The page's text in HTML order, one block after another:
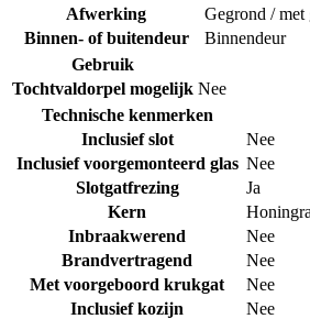
Afwerking
Gegrond /
Binnen- of buitendeur
Binnendeur
Gebruik
Tochtvaldorpel mogelijk Nee
Technische kenmerken
Inclusief slot
Nee
Inclusief voorgemonteerd glas Nee
Slotgatfrezing
Ja
Kern
Inbraakwerend
Nee
Brandvertragend
Nee
Met voorgeboord krukgat
Nee
Inclusief kozijn
Nee